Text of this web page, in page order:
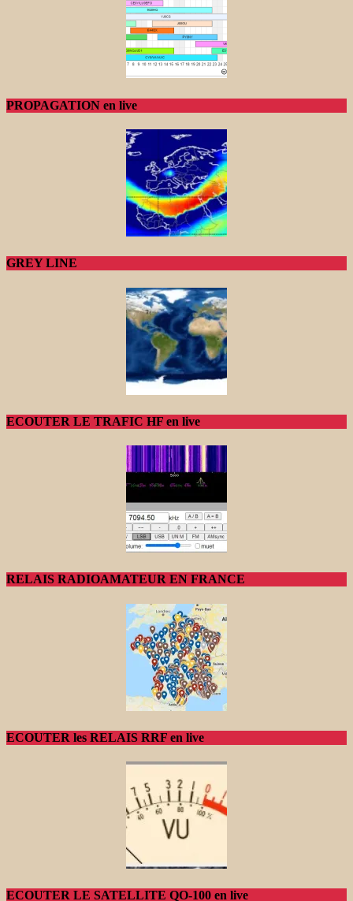
PROPAGATION en live
GREY LINE
ECOUTER LE TRAFIC HF en live
RELAIS RADIOAMATEUR EN FRANCE
ECOUTER les RELAIS RRF en live
ECOUTER LE SATELLITE QO-100 en live